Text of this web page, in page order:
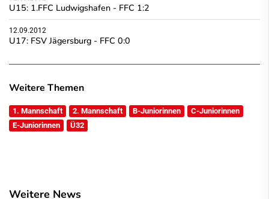
U15: 1.FFC Ludwigshafen - FFC 1:2
12.09.2012
U17: FSV Jägersburg - FFC 0:0
Weitere Themen
1. Mannschaft 2. Mannschaft B-Juniorinnen
C-Juniorinnen
E-Juniorinnen
Ü32
Weitere News